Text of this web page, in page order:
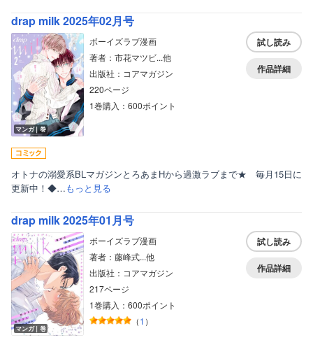
drap milk 2025年02月号
マンガ｜巻
ボーイズラブ漫画
著者：市花マツビ...他
出版社：コアマガジン
220ページ
1巻購入：600ポイント
試し読み
作品詳細
オトナの溺愛系BLマガジンとろあまHから過激ラブまで★ 毎月15日に
更新中！◆…もっと見る
drap milk 2025年01月号
マンガ｜巻
ボーイズラブ漫画
著者：藤峰式...他
出版社：コアマガジン
217ページ
1巻購入：600ポイント
（1 ）
試し読み
作品詳細